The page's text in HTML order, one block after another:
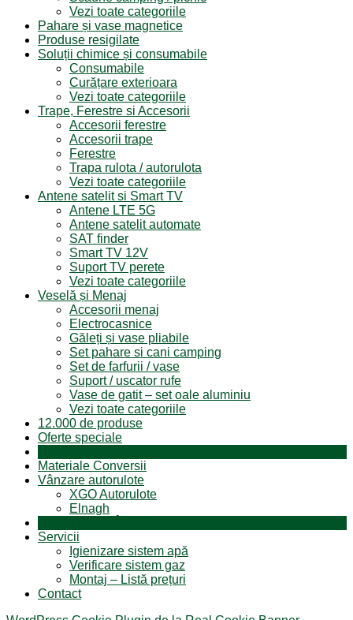
Vezi toate categoriile
Pahare și vase magnetice
Produse resigilate
Soluții chimice și consumabile
Consumabile
Curățare exterioara
Vezi toate categoriile
Trape, Ferestre si Accesorii
Accesorii ferestre
Accesorii trape
Ferestre
Trapa rulota / autorulota
Vezi toate categoriile
Antene satelit si Smart TV
Antene LTE 5G
Antene satelit automate
SAT finder
Smart TV 12V
Suport TV perete
Vezi toate categoriile
Veselă și Menaj
Accesorii menaj
Electrocasnice
Găleți și vase pliabile
Set pahare si cani camping
Set de farfurii / vase
Suport / uscator rufe
Vase de gatit – set oale aluminiu
Vezi toate categoriile
12.000 de produse
Oferte speciale
Materiale Conversii
Vânzare autorulote
XGO Autorulote
Elnagh
Servicii
Igienizare sistem apă
Verificare sistem gaz
Montaj – Listă prețuri
Contact